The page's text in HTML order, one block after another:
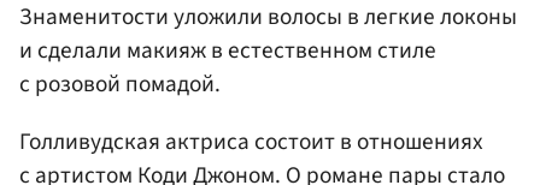
Знаменитости уложили волосы в легкие локоны
и сделали макияж в естественном стиле
с розовой помадой.
Голливудская актриса состоит в отношениях
с артистом Коди Джоном. О романе пары стало